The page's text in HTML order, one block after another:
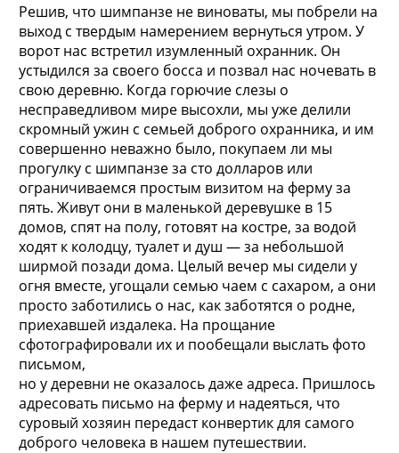
Решив, что шимпанзе не виноваты, мы побрели на
выход с твердым намерением вернуться утром. У
ворот нас встретил изумленный охранник. Он
устыдился за своего босса и позвал нас ночевать в
свою деревню. Когда горючие слезы о
несправедливом мире высохли, мы уже делили
скромный ужин с семьей доброго охранника, и им
совершенно неважно было, покупаем ли мы
прогулку с шимпанзе за сто долларов или
ограничиваемся простым визитом на ферму за
пять. Живут они в маленькой деревушке в 15
домов, спят на полу, готовят на костре, за водой
ходят к колодцу, туалет и душ — за небольшой
ширмой позади дома. Целый вечер мы сидели у
огня вместе, угощали семью чаем с сахаром, а они
просто заботились о нас, как заботятся о родне,
приехавшей издалека. На прощание
сфотографировали их и пообещали выслать фото
письмом,
но у деревни не оказалось даже адреса. Пришлось
адресовать письмо на ферму и надеяться, что
суровый хозяин передаст конвертик для самого
доброго человека в нашем путешествии.